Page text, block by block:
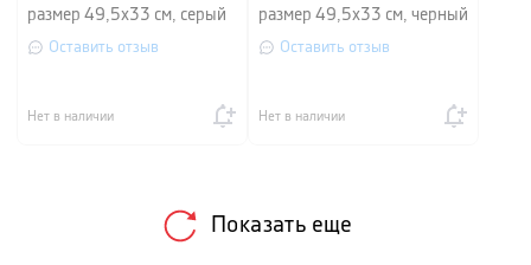
размер 49,5х33 см, серый
Оставить отзыв
Нет в наличии
размер 49,5х33 см, черный
Оставить отзыв
Нет в наличии
Показать еще